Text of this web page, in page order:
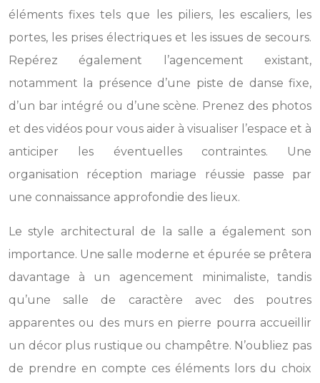
éléments fixes tels que les piliers, les escaliers, les
portes, les prises électriques et les issues de secours.
Repérez également l’agencement existant,
notamment la présence d’une piste de danse fixe,
d’un bar intégré ou d’une scène. Prenez des photos
et des vidéos pour vous aider à visualiser l’espace et à
anticiper les éventuelles contraintes. Une
organisation réception mariage réussie passe par
une connaissance approfondie des lieux.
Le style architectural de la salle a également son
importance. Une salle moderne et épurée se prêtera
davantage à un agencement minimaliste, tandis
qu’une salle de caractère avec des poutres
apparentes ou des murs en pierre pourra accueillir
un décor plus rustique ou champêtre. N’oubliez pas
de prendre en compte ces éléments lors du choix